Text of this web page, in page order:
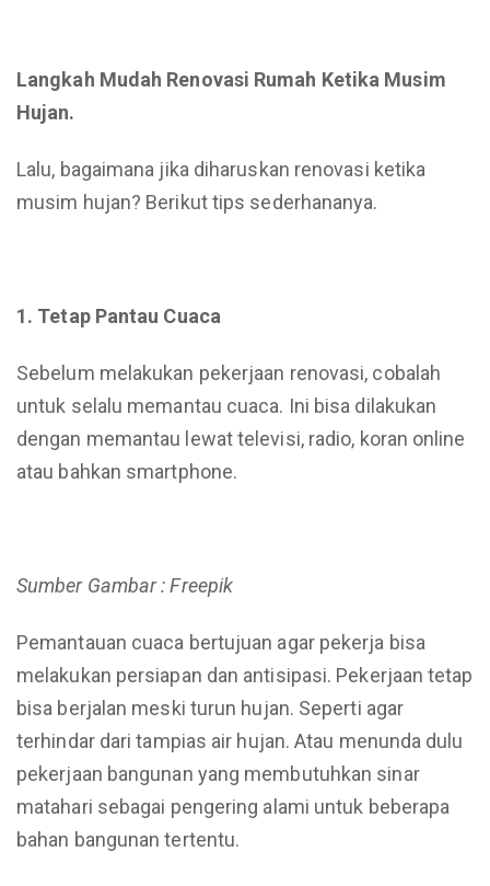
Langkah Mudah Renovasi Rumah Ketika Musim
Hujan.
Lalu, bagaimana jika diharuskan renovasi ketika
musim hujan? Berikut tips sederhananya.
1. Tetap Pantau Cuaca
Sebelum melakukan pekerjaan renovasi, cobalah
untuk selalu memantau cuaca. Ini bisa dilakukan
dengan memantau lewat televisi, radio, koran online
atau bahkan smartphone.
Sumber Gambar : Freepik
Pemantauan cuaca bertujuan agar pekerja bisa
melakukan persiapan dan antisipasi. Pekerjaan tetap
bisa berjalan meski turun hujan. Seperti agar
terhindar dari tampias air hujan. Atau menunda dulu
pekerjaan bangunan yang membutuhkan sinar
matahari sebagai pengering alami untuk beberapa
bahan bangunan tertentu.